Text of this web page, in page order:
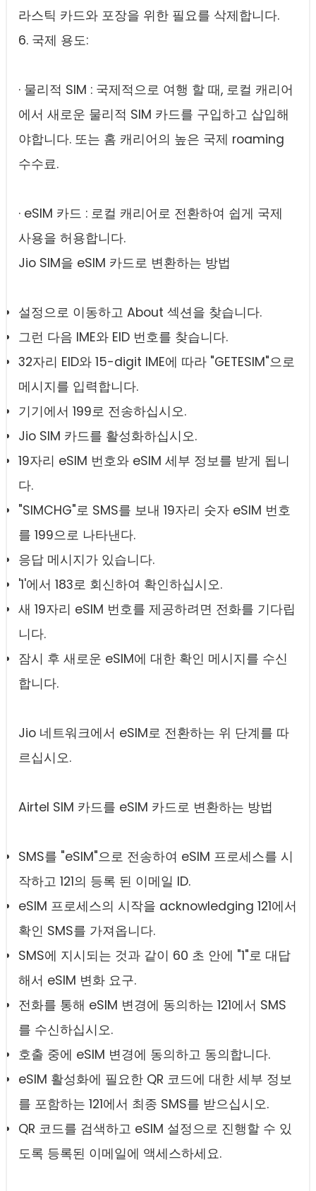
라스틱 카드와 포장을 위한 필요를 삭제합니다.
6. 국제 용도:
· 물리적 SIM : 국제적으로 여행 할 때, 로컬 캐리어
에서 새로운 물리적 SIM 카드를 구입하고 삽입해
야합니다. 또는 홈 캐리어의 높은 국제 roaming
수수료.
· eSIM 카드 : 로컬 캐리어로 전환하여 쉽게 국제
사용을 허용합니다.
Jio SIM을 eSIM 카드로 변환하는 방법
설정으로 이동하고 About 섹션을 찾습니다.
그런 다음 IME와 EID 번호를 찾습니다.
32자리 EID와 15-digit IME에 따라 "GETESIM"으로
메시지를 입력합니다.
기기에서 199로 전송하십시오.
Jio SIM 카드를 활성화하십시오.
19자리 eSIM 번호와 eSIM 세부 정보를 받게 됩니
다.
"SIMCHG"로 SMS를 보내 19자리 숫자 eSIM 번호
를 199으로 나타낸다.
응답 메시지가 있습니다.
'1'에서 183로 회신하여 확인하십시오.
새 19자리 eSIM 번호를 제공하려면 전화를 기다립
니다.
잠시 후 새로운 eSIM에 대한 확인 메시지를 수신
합니다.
Jio 네트워크에서 eSIM로 전환하는 위 단계를 따
르십시오.
Airtel SIM 카드를 eSIM 카드로 변환하는 방법
SMS를 "eSIM"으로 전송하여 eSIM 프로세스를 시
작하고 121의 등록 된 이메일 ID.
eSIM 프로세스의 시작을 acknowledging 121에서
확인 SMS를 가져옵니다.
SMS에 지시되는 것과 같이 60 초 안에 "1"로 대답
해서 eSIM 변화 요구.
전화를 통해 eSIM 변경에 동의하는 121에서 SMS
를 수신하십시오.
호출 중에 eSIM 변경에 동의하고 동의합니다.
eSIM 활성화에 필요한 QR 코드에 대한 세부 정보
를 포함하는 121에서 최종 SMS를 받으십시오.
QR 코드를 검색하고 eSIM 설정으로 진행할 수 있
도록 등록된 이메일에 액세스하세요.